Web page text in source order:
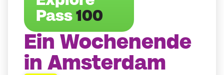
Pass 100
Ein Wochenende
in Amsterdam